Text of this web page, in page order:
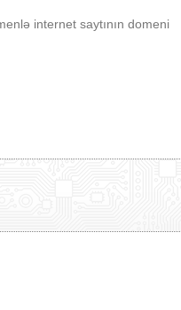
internet saytının domeni